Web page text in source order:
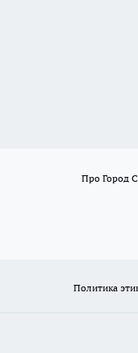
Про Город
Политика